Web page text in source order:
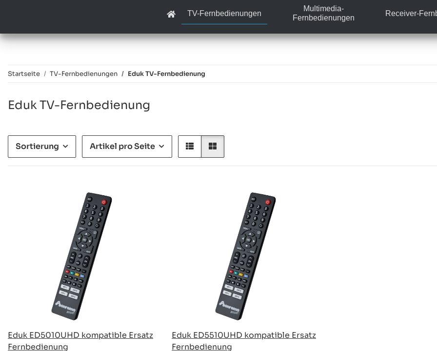
TV-Fernbedienungen
Multimedia-
Fernbedienungen
Receiver-
Startseite TV-Fernbedienungen Eduk TV-Fernbedienung
Eduk TV-Fernbedienung
Sortierung Artikel pro Seite
Eduk ED5010UHD kompatible Ersatz
Fernbedienung
Eduk ED5510UHD kompatible Ersatz
Fernbedienung